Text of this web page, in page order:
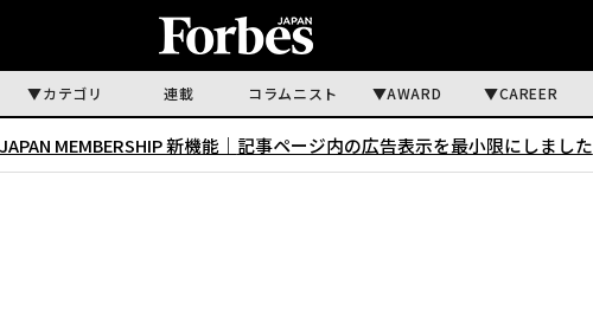
カテゴリ 連載 コラムニスト AWARD CAREER
MEMBERSHIP 新機能｜ 記事ページ内の広告表示を最小限にしました